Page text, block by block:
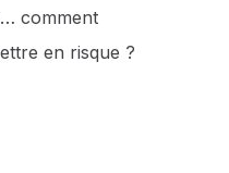
comment
en risque ?